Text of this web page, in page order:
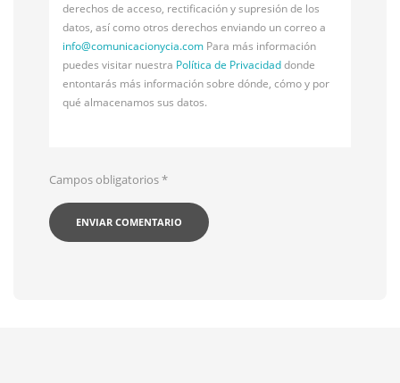
derechos de acceso, rectificación y supresión de los
datos, así como otros derechos enviando un correo a
info@comunicacionycia.com Para más información
puedes visitar nuestra Política de Privacidaddonde
entontarás más información sobre dónde, cómo y por
qué almacenamos sus datos.
Campos obligatorios*